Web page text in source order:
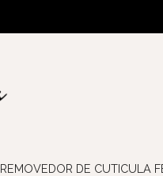
REMOVEDOR DE CUTICULA